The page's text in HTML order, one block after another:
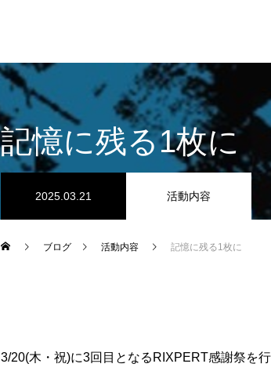
記憶に残る1枚に
2025.03.21 活動内容
ブログ 活動内容 記憶に残る1枚に
3/20(木・祝)に3回目となるRIXPERT感謝祭を行